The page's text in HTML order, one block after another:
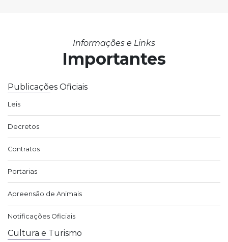
Informações e Links
Importantes
Publicações Oficiais
Leis
Decretos
Contratos
Portarias
Apreensão de Animais
Notificações Oficiais
Cultura e Turismo